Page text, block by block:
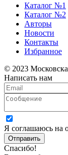
Каталог №1
Каталог №2
Авторы
Новости
Контакты
Избранное
© 2023
Написать нам
Я соглашаюсь на
Отправить
Спасибо!